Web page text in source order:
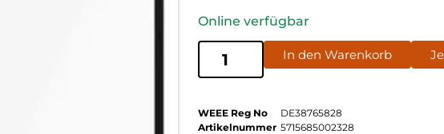
Online verfügbar
In den Warenkorb
WEEE Reg No
DE38765828
Artikelnummer 5715685002328